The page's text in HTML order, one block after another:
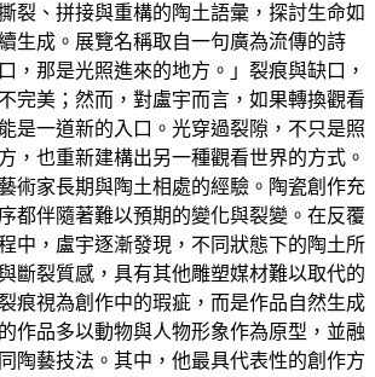
裂、拼接與重構的陶土語彙，探討生命如
生成。展覽名稱取自一句廣為流傳的詩
，那是光照進來的地方。」裂痕與缺口，
完美；然而，對盧宇而言，如果轉換觀看
是一道新的入口。光穿過裂隙，不只是照
，也重新建構出另一種觀看世界的方式。
術家長期與陶土相處的經驗。陶瓷創作充
都伴隨著難以預期的變化與裂變。在反覆
中，盧宇逐漸發現，不同狀態下的陶土所
斷裂質感，具有其他雕塑媒材難以取代的
痕視為創作中的瑕疵，而是作品自然生成
作品多以動物與人物形象作為原型，並融
陶藝技法。其中，他最具代表性的創作方